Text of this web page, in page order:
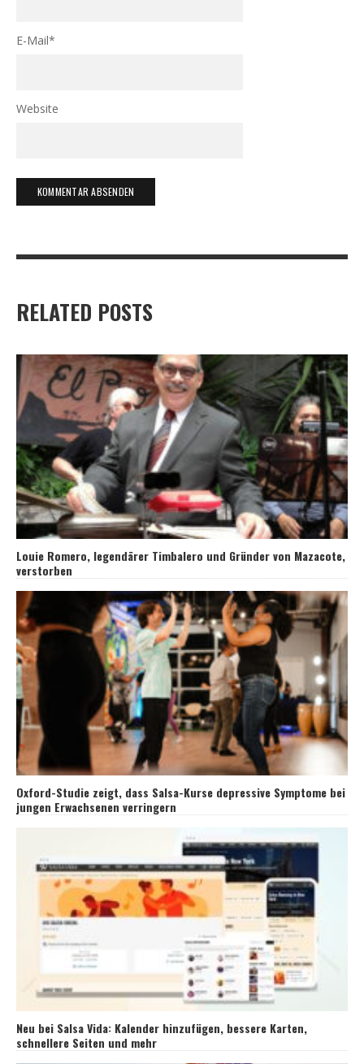
E-Mail*
Website
RELATED POSTS
Louie Romero, legendärer Timbalero und Gründer von Mazacote,
verstorben
Oxford-Studie zeigt, dass Salsa-Kurse depressive Symptome bei
jungen Erwachsenen verringern
Neu bei Salsa Vida: Kalender hinzufügen, bessere Karten,
schnellere Seiten und mehr